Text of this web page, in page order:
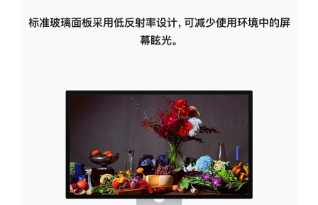
标准玻璃面板采用低反射率设计，可减少使用环境中的屏
幕眩光。